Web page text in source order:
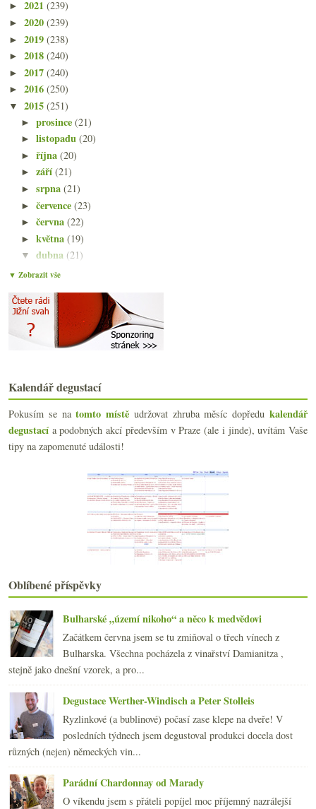
► 2021 (239)
► 2020 (239)
► 2019 (238)
► 2018 (240)
► 2017 (240)
► 2016 (250)
▼ 2015 (251)
►prosince(21)
►listopadu(20)
►října(20)
►září(21)
►srpna(21)
►července(23)
►června(22)
►května(19)
▼dubna (21)
SP68 aneb někdy i červený nerez potěší
Trocha vinné statistiky
Mas de Daumas Gassac
S čím oslavit třetí narozeniny?
Supertoskánec, Champagne a znojemský ryzlink
Popíjení v Českém ráji
Další chutná frankovka z Mátry
Z čeho pít víno
Japonská whisky a reklamy na irskou
Nesířený Riesling, Malbec z Cahors a jedna Cava
Barbera, domácí cabernet a burgundská směska
Ocet ve filmu, párování se sendvičem, sucho, vodna...
Dvě Bordeaux z Lidlu, jedno velmi sladké
Vavřinec, Riesling, Chardonnay…
Smutek v rodině Leflaive
Vůně čerstvě uhašeného táboráku ve sklence
►března(22)
►února
►ledna
►2014(254)
► 2013 (249)
2012
2011 (252)
►2010(249)
►2009(249)
►2008(270)
►2007(108)
▼ Zobrazit vše
Kalendář degustací
Pokusím se natomto místě udržovat zhruba měsíc dopředukalendář
degustacía podobných akcí především v Praze (ale i jinde), uvítám Vaše
tipy na zapomenuté události!
Oblíbené příspěvky
Bulharské „území nikoho“ a něco k medvědovi
Začátkem června jsem se tu zmiňoval o třech vínech z
Bulharska. Všechna pocházela z vinařství Damianitza ,
stejně jako dnešní vzorek, a pro...
Degustace Werther-Windisch a Peter Stolleis
Ryzlinkové (a bublinové) počasí zase klepe na dveře! V
posledních týdnech jsem degustoval produkci docela dost
různých (nejen) německých vin...
Parádní Chardonnay od Marady
O víkendu jsem s přáteli popíjel moc příjemný nazrálejší